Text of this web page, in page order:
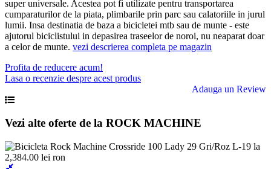
super universale. Acestea pot fi utilizate pentru transportarea
cumparaturilor de la piata, plimbarile prin parc sau calatoriile in jurul
lumii. Insa destinatia de baza a bicicletei mtb sau de munte - este
ajutorul biciclistului in depasirea traseelor de noroi, nu neaparat doar
a celor de munte. vezi descrierea completa pe magazin
Profita de reducere acum!
Lasa o recenzie despre acest produs
Adauga un Review
Vezi alte oferte de la ROCK MACHINE